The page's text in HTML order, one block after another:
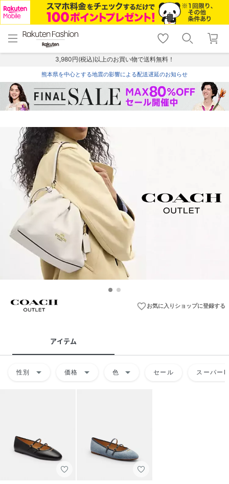
menu home
トップ
shopping_cart lock_outline
ログイン
3,980円(税込)以上のお買い物で送料無料！
熊本県を中心とする地震の影響による配送遅延のお知らせ
favorite_borderお気に入りショップに登録する
アイテム
性別 arrow_drop_down 価格 arrow_drop_down 色 arrow_drop_down セール スーパー